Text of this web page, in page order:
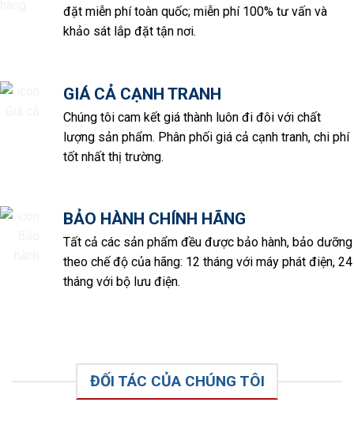
đặt miễn phí toàn quốc; miễn phí 100% tư vấn và
khảo sát lắp đặt tận nơi.
GIÁ CẢ CẠNH TRANH
Chúng tôi cam kết giá thành luôn đi đôi với chất
lượng sản phẩm. Phân phối giá cả cạnh tranh, chi phí
tốt nhất thị trường.
BẢO HÀNH CHÍNH HÃNG
Tất cả các sản phẩm đều được bảo hành, bảo dưỡng
theo chế độ của hãng: 12 tháng với máy phát điện, 24
tháng với bộ lưu điện.
ĐỐI TÁC CỦA CHÚNG TÔI